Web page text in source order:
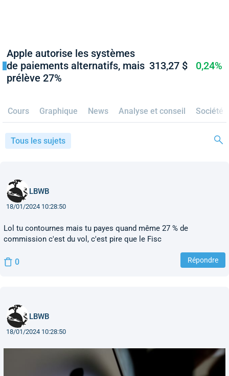
Apple autorise les systèmes
de paiements alternatifs, mais
prélève 27%
313,27 $ 0,24%
Cours Graphique News Analyse et conseil Société
Tous les sujets
LBWB
18/01/2024 10:28:50
Lol tu contournes mais tu payes quand même 27 % de
commission c'est du vol, c'est pire que le Fisc
0 Répondre
LBWB
18/01/2024 10:28:50